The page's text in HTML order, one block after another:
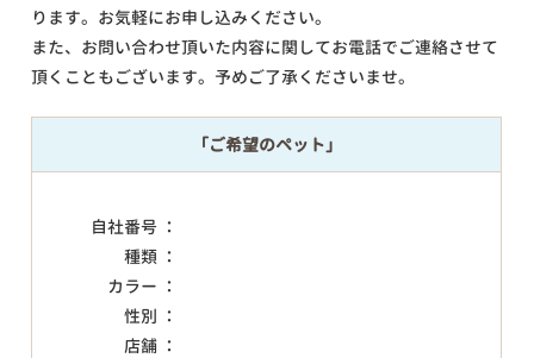
ります。お気軽にお申し込みください。
また、お問い合わせ頂いた内容に関してお電話でご連絡させて
頂くこともございます。予めご了承くださいませ。
「ご希望のペット」
自社番号 ：
種類 ：
カラー ：
性別 ：
店舗 ：